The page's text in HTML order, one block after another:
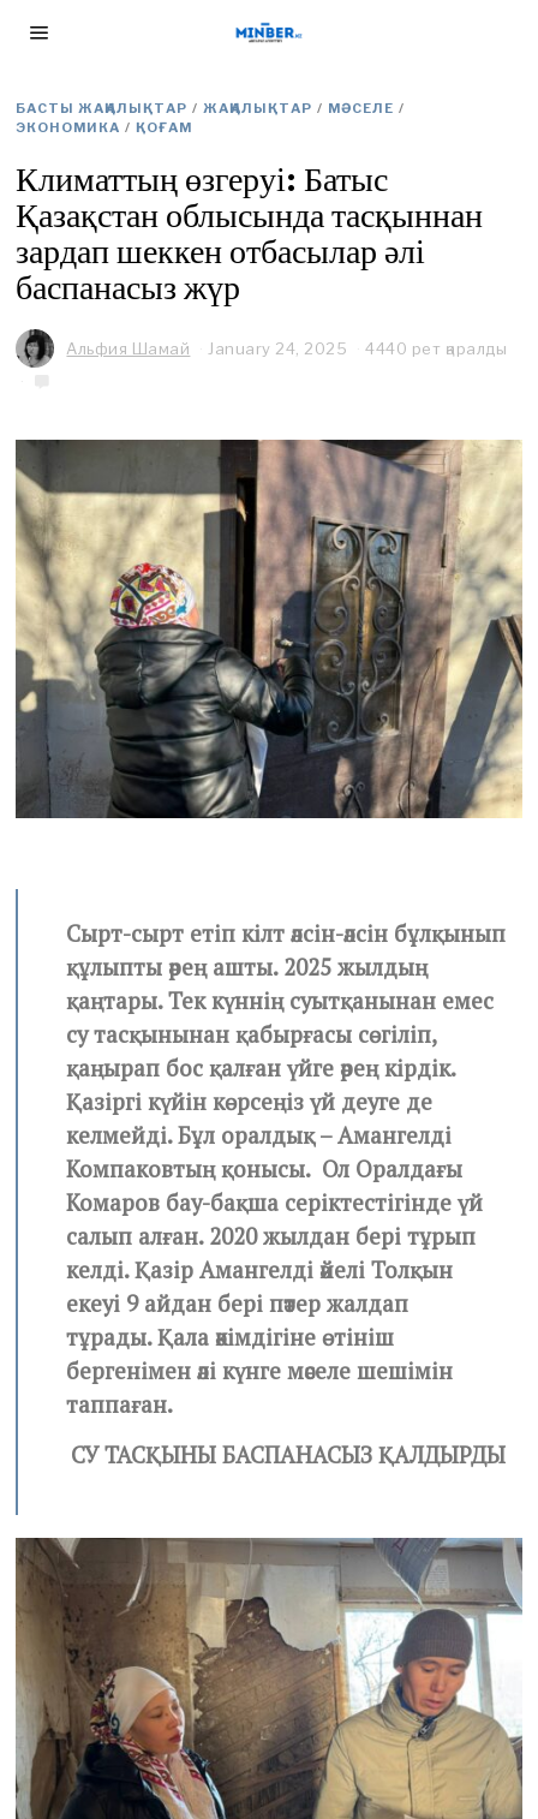
БАСТЫ ЖАҢАЛЫҚТАР / ЖАҢАЛЫҚТАР / МӘСЕЛЕ /
ЭКОНОМИКА / ҚОҒАМ
Климаттың өзгеруі: Батыс
Қазақстан облысында тасқыннан
зардап шеккен отбасылар әлі
баспанасыз жүр
Альфия Шамай January 24, 2025
r
8
,
2
0
2
5
4440 рет қаралды
Сырт-сырт етіп кілт әлсін-әлсін бұлқынып
құлыпты әрең ашты. 2025 жылдың
қаңтары. Тек күннің суытқанынан емес
су тасқынынан қабырғасы сөгіліп,
қаңырап бос қалған үйге әрең кірдік.
Қазіргі күйін көрсеңіз үй деуге де
келмейді. Бұл оралдық – Амангелді
Компаковтың қонысы. Ол Оралдағы
Комаров бау-бақша серіктестігінде үй
салып алған. 2020 жылдан бері тұрып
келді.Қазір Амангелді әйелі Толқын
екеуі 9 айдан бері пәтер жалдап
тұрады.Қала әкімдігіне өтініш
бергенімен әлі күнге мәселе шешімін
таппаған.
СУ ТАСҚЫНЫ БАСПАНАСЫЗ ҚАЛДЫРДЫ